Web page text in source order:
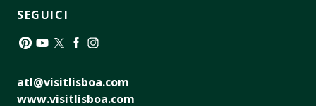
SEGUICI
atl@visitlisboa.com
www.visitlisboa.com